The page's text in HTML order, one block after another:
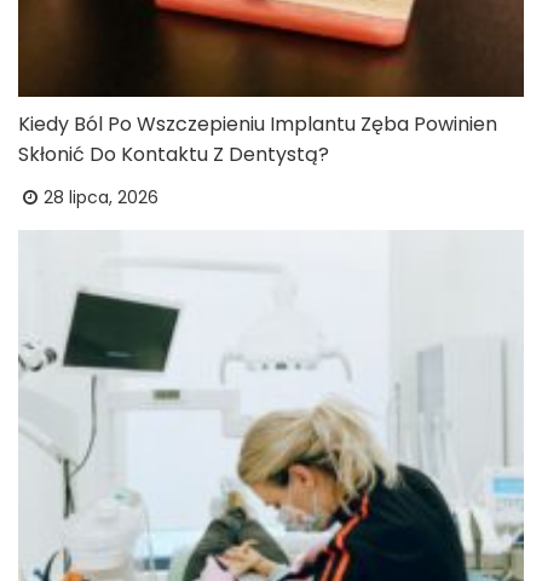
Kiedy Ból Po Wszczepieniu Implantu Zęba Powinien
Skłonić Do Kontaktu Z Dentystą?
28 lipca, 2026